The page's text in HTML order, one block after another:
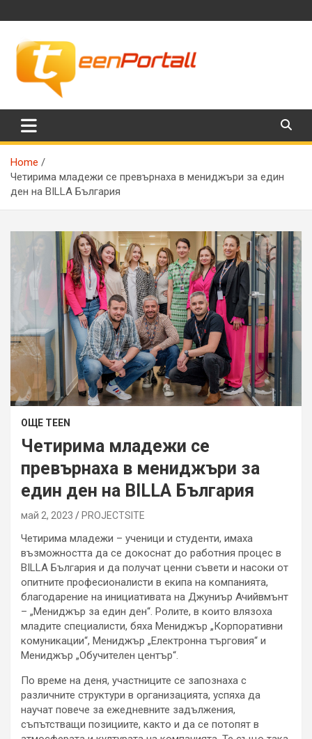
to
TeenPortall
Home
Четирима младежи се превърнаха в мениджъри за един
ден на BILLA България
ОЩЕ TEEN
Четирима младежи се
превърнаха в мениджъри за
един ден на BILLA България
май 2, 2023 PROJECTSITЕ
Четирима младежи – ученици и студенти, имаха
възможността да се докоснат до работния процес в
BILLA България и да получат ценни съвети и насоки от
опитните професионалисти в екипа на компанията,
благодарение на инициативата на Джуниър Ачийвмънт
– „Мениджър за един ден“. Ролите, в които влязоха
младите специалисти, бяха Мениджър „Корпоративни
комуникации“, Мениджър „Електронна търговия“ и
Мениджър „Обучителен център“.
По време на деня, участниците се запознаха с
различните структури в организацията, успяха да
научат повече за ежедневните задължения,
съпътстващи позициите, както и да се потопят в